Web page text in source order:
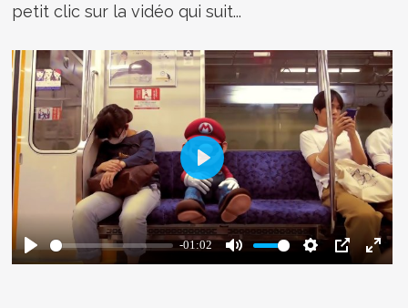
petit clic sur la vidéo qui suit...